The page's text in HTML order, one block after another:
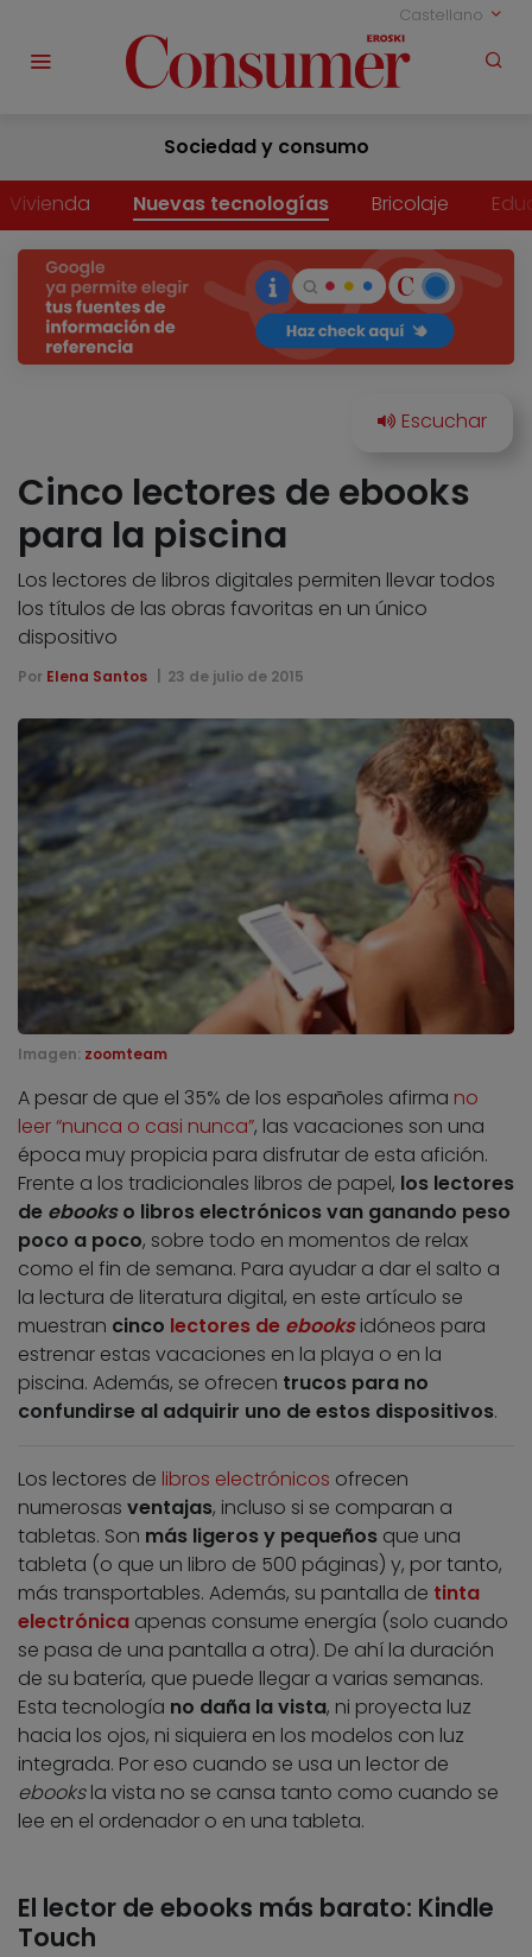
Castellano
Sociedad y consumo
Vivienda Nuevas tecnologías Bricolaje
Cinco lectores de ebooks
para la piscina
Los lectores de libros digitales permiten llevar todos
los títulos de las obras favoritas en un único
dispositivo
Por Elena Santos 23 de julio de 2015
Imagen: zoomteam
A pesar de que el 35% de los españoles afirma no
leer “nunca o casi nunca”, las vacaciones son una
época muy propicia para disfrutar de esta afición.
Frente a los tradicionales libros de papel, los lectores
de ebookso libros electrónicos van ganando peso
poco a poco, sobre todo en momentos de relax
como el fin de semana. Para ayudar a dar el salto a
la lectura de literatura digital, en este artículo se
muestran cinco lectores de ebooksidóneos para
estrenar estas vacaciones en la playa o en la
piscina. Además, se ofrecen trucos para no
confundirse al adquirir uno de estos dispositivos.
Los lectores de libros electrónicos ofrecen
numerosas ventajas, incluso si se comparan a
tabletas. Son más ligeros y pequeños que una
tableta (o que un libro de 500 páginas) y, por tanto,
más transportables. Además, su pantalla de tinta
electrónica apenas consume energía (solo cuando
se pasa de una pantalla a otra). De ahí la duración
de su batería, que puede llegar a varias semanas.
Esta tecnología no daña la vista, ni proyecta luz
hacia los ojos, ni siquiera en los modelos con luz
integrada. Por eso cuando se usa un lector de
ebooksla vista no se cansa tanto como cuando se
lee en el ordenador o en una tableta.
El lector de ebooks más barato: Kindle
Touch